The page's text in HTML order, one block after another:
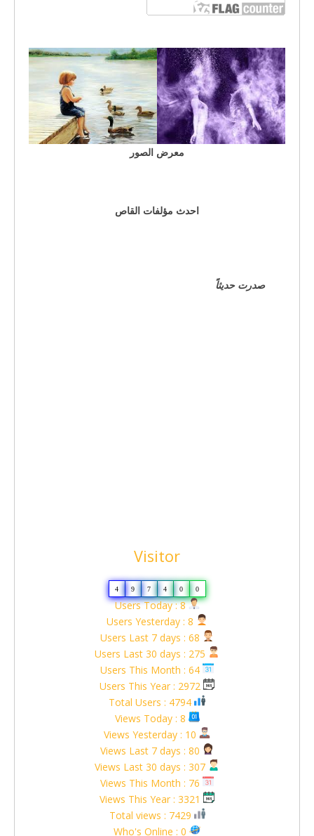
معرض الصور
احدث مؤلفات القاص
صدرت حديثاً
Visitor
0
0
4
7
9
4
Users Today : 8